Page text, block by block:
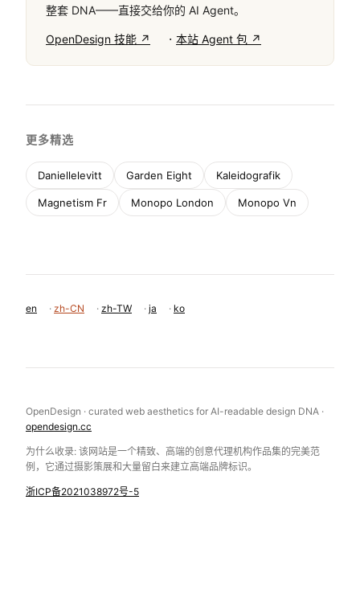
整套 DNA——直接交给你的 AI Agent。
OpenDesign 技能 ↗ · 本站 Agent 包 ↗
更多精选
Daniellelevitt Garden Eight Kaleidografik
Magnetism Fr Monopo London Monopo Vn
en · zh-CN · zh-TW · ja · ko
OpenDesign · curated web aesthetics for AI-readable design DNA ·
opendesign.cc
为什么收录: 该网站是一个精致、高端的创意代理机构作品集的完美范
例，它通过摄影策展和大量留白来建立高端品牌标识。
浙ICP备2021038972号-5